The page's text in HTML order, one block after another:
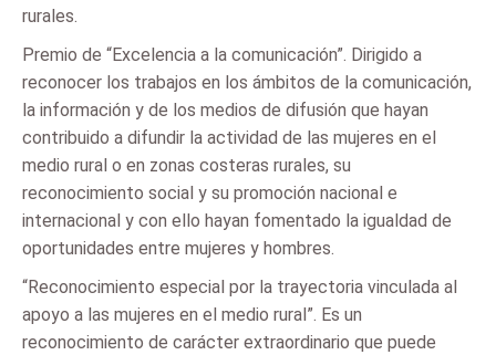
rurales.
Premio de “Excelencia a la comunicación”. Dirigido a
reconocer los trabajos en los ámbitos de la comunicación,
la información y de los medios de difusión que hayan
contribuido a difundir la actividad de las mujeres en el
medio rural o en zonas costeras rurales, su
reconocimiento social y su promoción nacional e
internacional y con ello hayan fomentado la igualdad de
oportunidades entre mujeres y hombres.
“Reconocimiento especial por la trayectoria vinculada al
apoyo a las mujeres en el medio rural”. Es un
reconocimiento de carácter extraordinario que puede